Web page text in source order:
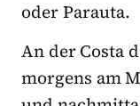
oder Parauta.
An der Costa
morgens am